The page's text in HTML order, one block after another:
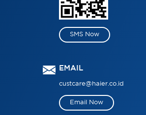
SMS Now
EMAIL
custcare@haier.co.id
Email Now